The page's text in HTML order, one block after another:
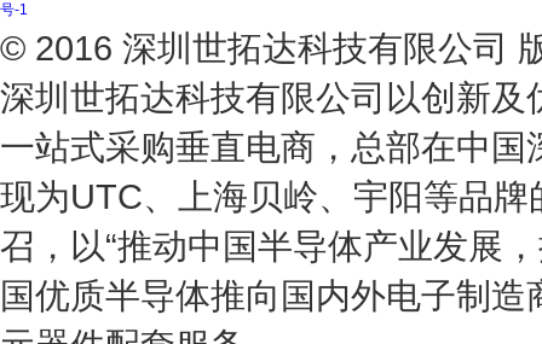
号-1
© 2016 深圳世拓达科技有限公司
深圳世拓达科技有限公司以创新
一站式采购垂直电商，总部在中
现为UTC、上海贝岭、宇阳等品
召，以“推动中国半导体产业发展
国优质半导体推向国内外电子制